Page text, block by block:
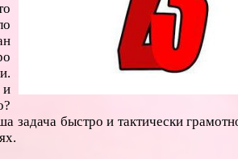
задача быстро и тактически